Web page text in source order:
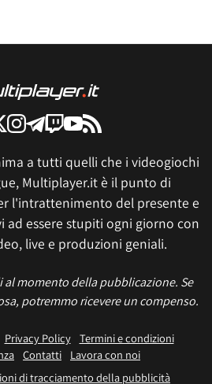
a tutti quelli che i videogiochi
Multiplayer.it è il punto di
l'intrattenimento del presente e
ad essere stupiti ogni giorno con
live e produzioni geniali.
al momento della pubblicazione. Se
potremmo ricevere un compenso.
Privacy Policy
Termini e condizioni
Contatti
Lavora con noi
di tracciamento della pubblicità